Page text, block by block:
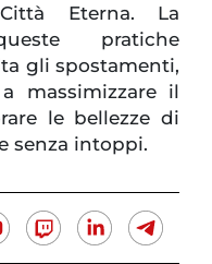
Eterna. La
pratiche
gli spostamenti,
massimizzare il
le bellezze di
senza intoppi.